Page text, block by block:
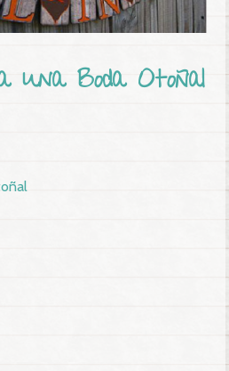
una Boda Otoñal